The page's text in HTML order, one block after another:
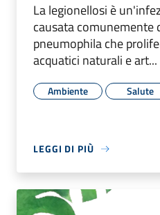
La legionellosi è
causata comunemente
pneumophila che
acquatici naturali e art...
Ambiente Salute
LEGGI DI PIÙ